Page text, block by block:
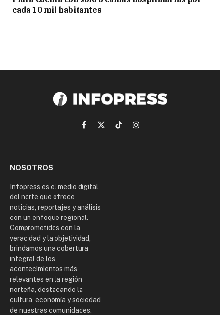
cada 10 mil habitantes
Facebook
X
TikTokInstagram
NOSOTROS
Infopress es el medio digital
del norte que ofrece
noticias, reportajes y análisis
con un enfoque regional.
Comprometidos con la
veracidad y la objetividad,
brindamos una cobertura
integral de los
acontecimientos más
relevantes en la región
norteña, destacando la
cultura, economía y sociedad
de nuestras comunidades.